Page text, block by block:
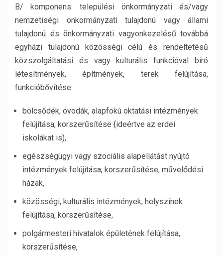
B/ komponens: települési önkormányzati és/vagy
nemzetiségi önkormányzati tulajdonú vagy állami
tulajdonú és önkormányzati vagyonkezelésű továbbá
egyházi tulajdonú közösségi célú és rendeltetésű
közszolgáltatási és vagy kulturális funkcióval bíró
létesítmények, építmények, terek felújítása,
funkcióbővítése:
bölcsődék, óvodák, alapfokú oktatási intézmények
felújítása, korszerűsítése {ideértve az erdei
iskolákat is),
egészségügyi vagy szociális alapellátást nyújtó
intézmények felújítása, korszerűsítése, művelődési
házak,
közösségi, kulturális intézmények, helyszínek
felújítása, korszerűsítése,
polgármesteri hivatalok épületének felújítása,
korszerűsítése,